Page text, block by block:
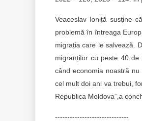
Veaceslav Ioniță susține
problemă în întreaga
migrația care le salvează.
migranților cu peste 40
când economia noastră
cel mult doi ani va trebui,
Republica Moldova”,a
------------------------------